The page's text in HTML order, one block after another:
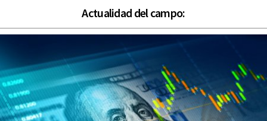
Actualidad del campo: